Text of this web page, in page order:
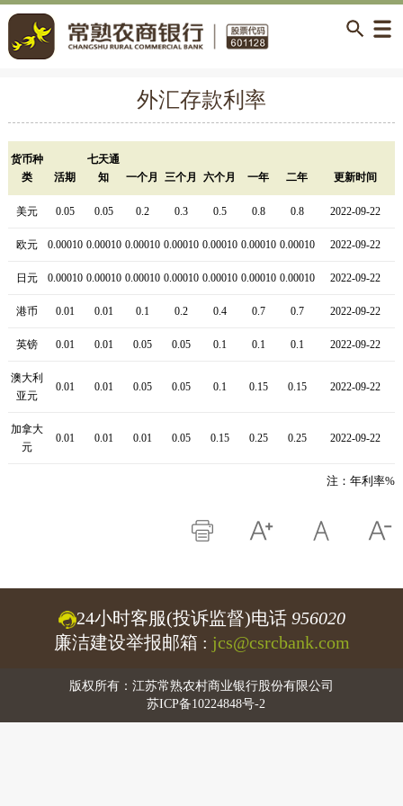
外汇存款利率
货币种
类
活期
七天通
知
一个月 三个月 六个月 一年 二年 更新时间
美元 0.05 0.05 0.2 0.3 0.5 0.8 0.8 2022-09-22
欧元 0.00010 0.00010 0.00010 0.00010 0.00010 0.00010 0.00010 2022-09-22
日元 0.00010 0.00010 0.00010 0.00010 0.00010 0.00010 0.00010 2022-09-22
港币 0.01 0.01 0.1 0.2 0.4 0.7 0.7 2022-09-22
英镑 0.01 0.01 0.05 0.05 0.1 0.1 0.1 2022-09-22
澳大利
亚元
0.01 0.01 0.05 0.05 0.1 0.15 0.15 2022-09-22
加拿大
元
0.01 0.01 0.01 0.05 0.15 0.25 0.25 2022-09-22
注：年利率%
24小时客服(投诉监督)电话 956020
廉洁建设举报邮箱 : jcs@csrcbank.com
版权所有：江苏常熟农村商业银行股份有限公司
苏ICP备10224848号-2